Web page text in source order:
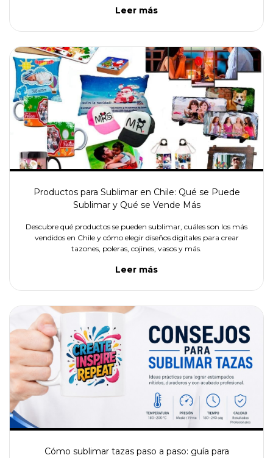
Leer más
Productos para Sublimar en Chile: Qué se Puede
Sublimar y Qué se Vende Más
Descubre qué productos se pueden sublimar, cuáles son los más
vendidos en Chile y cómo elegir diseños digitales para crear
tazones, poleras, cojines, vasos y más.
Leer más
Cómo sublimar tazas paso a paso: guía para